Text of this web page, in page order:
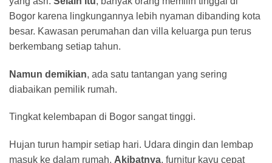
Bogor karena lingkungannya lebih nyaman dibanding kota
besar. Kawasan perumahan dan villa keluarga pun terus
berkembang setiap tahun.
Namun demikian, ada satu tantangan yang sering
diabaikan pemilik rumah.
Tingkat kelembapan di Bogor sangat tinggi.
Hujan turun hampir setiap hari. Udara dingin dan lembap
masuk ke dalam rumah. Akibatnya, furnitur kayu cepat